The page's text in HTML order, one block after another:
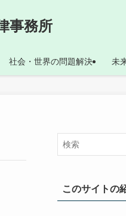
事務所
社会・世界の問題解決 未
このサイトの